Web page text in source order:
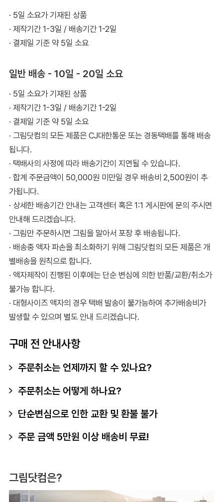
· 5일 소요가 기재된 상품
· 제작기간 1-3일 / 배송기간 1-2일
· 결제일 기준 약 5일 소요
일반 배송 - 10일 - 20일 소요
· 5일 소요가 기재된 상품
· 제작기간 1-3일 / 배송기간 1-2일
· 결제일 기준 약 5일 소요
· 그림닷컴의 모든 제품은 CJ대한통운 또는 경동택배를 통해 배송
됩니다.
· 택배사의 사정에 따라 배송기간이 지연될 수 있습니다.
· 합계 주문금액이 50,000원 미만일 경우 배송비 2,500원이 추
가됩니다.
· 상세한 배송기간 안내는 고객센터 혹은 1:1 게시판에 문의 주시면
안내해 드리겠습니다.
· 그림만 주문하시면 그림을 말아서 포장 후 배송됩니다.
· 배송중 액자 파손을 최소화하기 위해 그림닷컴의 모든 제품은 개
별배송을 원칙으로 합니다.
· 액자제작이 진행된 이후에는 단순 변심에 의한 반품/교환/취소가
불가능 합니다.
· 대형사이즈 액자의 경우 택배 발송이 불가능하여 추가배송비가
발생할 수 있으며 별도 안내 드리겠습니다.
구매 전 안내사항
주문취소는 언제까지 할 수 있나요?
주문취소는 어떻게 하나요?
단순변심으로 인한 교환 및 환불 불가
주문 금액 5만원 이상 배송비 무료!
그림닷컴은?